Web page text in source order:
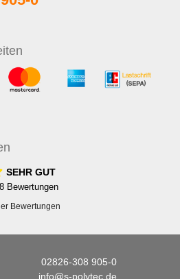
SEHR GUT
Bewertungen
Bewertungen
02826-308 905-0
info@s-polytec.de